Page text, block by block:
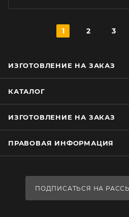
1 2 3
ИЗГОТОВЛЕНИЕ НА ЗАКАЗ
КАТАЛОГ
ИЗГОТОВЛЕНИЕ НА ЗАКАЗ
ПРАВОВАЯ ИНФОРМАЦИЯ
ПОДПИСАТЬСЯ НА